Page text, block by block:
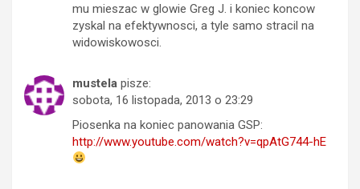
mu mieszac w glowie Greg J. i koniec koncow
zyskal na efektywnosci, a tyle samo stracil na
widowiskowosci.
mustela pisze:
sobota, 16 listopada, 2013 o 23:29
Piosenka na koniec panowania GSP:
http://www.youtube.com/watch?v=qpAtG744-hE